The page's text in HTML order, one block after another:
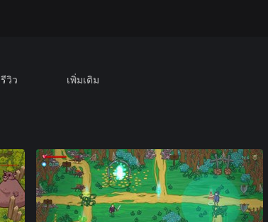
รีวิว เพิ่มเติม